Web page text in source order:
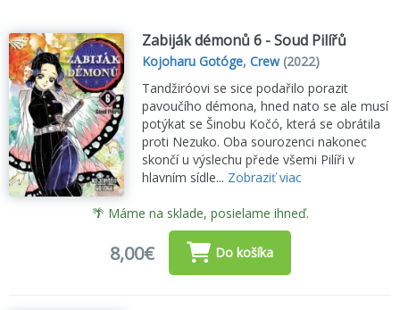
Zabiják démonů 6 - Soud Pilířů
Kojoharu Gotóge,Crew(2022)
Tandžiróovi se sice podařilo porazit
pavoučího démona, hned nato se ale musí
potýkat se Šinobu Kočó, která se obrátila
proti Nezuko. Oba sourozenci nakonec
skončí u výslechu přede všemi Pilíři v
hlavním sídle... Zobraziť viac
🌴 Máme na sklade, posielame ihneď.
8,00€ Do košíka